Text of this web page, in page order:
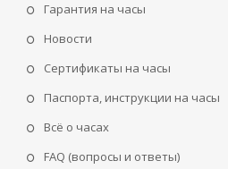
Гарантия на часы
Новости
Сертификаты на часы
Паспорта, инструкции на часы
Всё о часах
FAQ (вопросы и ответы)